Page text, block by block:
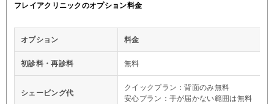
フレイアクリニックのオプション料金
オプション 料金
初診料・再診料 無料
シェービング代
クイックプラン：背面のみ無料
安心プラン：手が届かない範囲は無料